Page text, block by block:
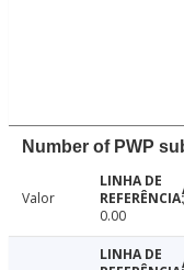
Number of PWP
Valor
0.00